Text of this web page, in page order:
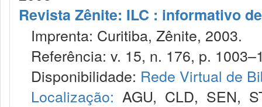
Revista Zênite: ILC : informativo
Imprenta: Curitiba, Zênite, 2003.
Referência: v. 15, n. 176, p.
Disponibilidade: Rede Virtual de
Localização: AGU, CLD, SEN,